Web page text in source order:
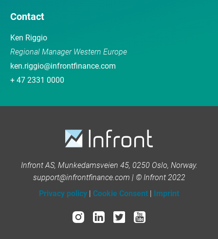
Contact
Ken Riggio
Regional Manager Western Europe
ken.riggio@infrontfinance.com
+ 47 2331 0000
Infront AS, Munkedamsveien 45, 0250 Oslo, Norway.
support@infrontfinance.com | © Infront 2022
Privacy policy | Cookie Consent | Imprint